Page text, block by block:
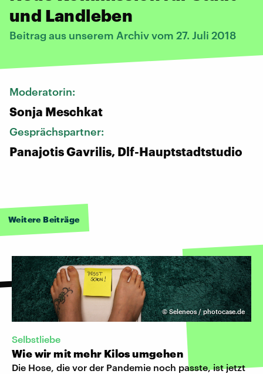
und Landleben
Beitrag aus unserem Archiv vom 27. Juli 2018
Moderatorin:
Sonja Meschkat
Gesprächspartner:
Panajotis Gavrilis, Dlf-Hauptstadtstudio
Weitere Beiträge
©Seleneos / photocase.de
Selbstliebe
Wie wir mit mehr Kilos umgehen
Die Hose, die vor der Pandemie noch passte, ist jetzt